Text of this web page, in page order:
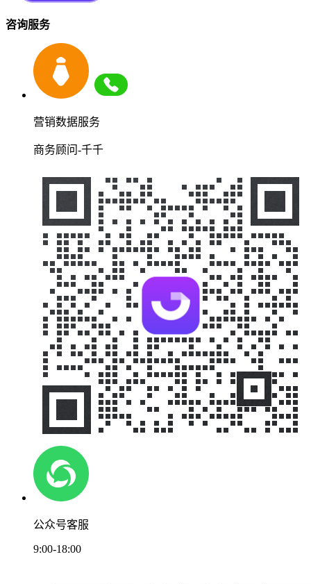
咨询服务
营销数据服务
商务顾问-千千
公众号客服
9:00-18:00